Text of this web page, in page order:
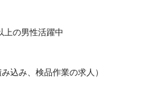
上の男性活躍中
込み、検品作業の求人）